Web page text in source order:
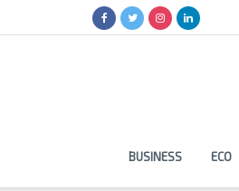
BUSINESS ECO